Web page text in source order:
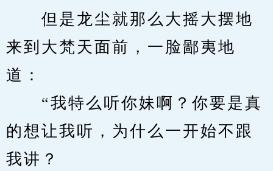
但是龙尘就那么大摇大摆地
来到大梵天面前，一脸鄙夷地
道：
“我特么听你妹啊？你要是真
的想让我听，为什么一开始不跟
我讲？